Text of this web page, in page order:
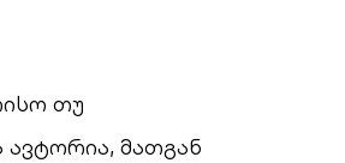
თუ
მათგან